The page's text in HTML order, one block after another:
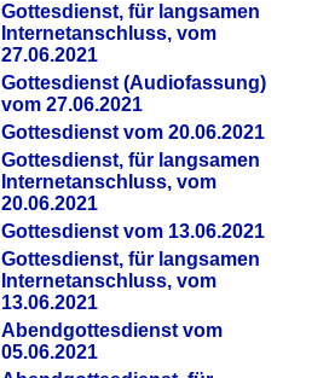
Gottesdienst, für langsamen
Internetanschluss, vom
27.06.2021
Gottesdienst (Audiofassung)
vom 27.06.2021
Gottesdienst vom 20.06.2021
Gottesdienst, für langsamen
Internetanschluss, vom
20.06.2021
Gottesdienst vom 13.06.2021
Gottesdienst, für langsamen
Internetanschluss, vom
13.06.2021
Abendgottesdienst vom
05.06.2021